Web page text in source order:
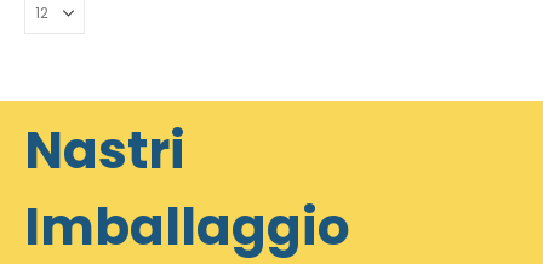
Nastri
Imballaggio